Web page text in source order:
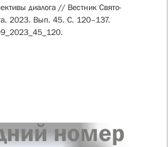
диалога // Вестник Свято-
2023. Вып. 45. С. 120–137.
номер